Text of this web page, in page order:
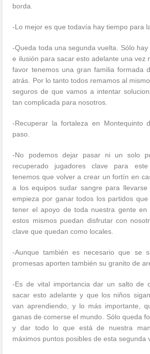
borda.
-Lo mejor es que todavía hay tiempo para
-Queda toda una segunda vuelta. Sólo
e ilusión para sacar esto adelante una vez
favor tenemos una gran familia formada
atrás. Por lo tanto todos remamos al
seguros de que vamos a intentar
tan complicada para nosotros.
-Recuperar la fortaleza en Montequinto
paso.
-No podemos dejar pasar ni un solo
recuperado jugadores clave para
tenemos que volver a crear un fortín en
a los equipos sudar sangre para llevarse
empieza por ganar todos los partidos
tener el apoyo de toda nuestra gente en
estos mismos puedan disfrutar con
clave que quedan como locales.
-Aunque también es necesario que se
promesas aporten también su granito de
-Es de vital importancia dar un salto de
sacar esto adelante y que los niños
van aprendiendo, y lo más importante,
ganas de comerse el mundo. Sólo queda
y dar todo lo que está de nuestra
máximos puntos posibles de esta segunda